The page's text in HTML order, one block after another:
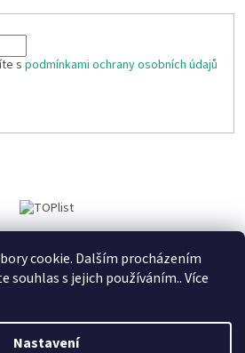
cookie. Dalším procházením
souhlas s jejich používáním.. Více
Nastavení
s podmínkami ochrany osobních údajů
Krowki.cz Cedule-Cedulky.cz
Vytvořil Shoptet